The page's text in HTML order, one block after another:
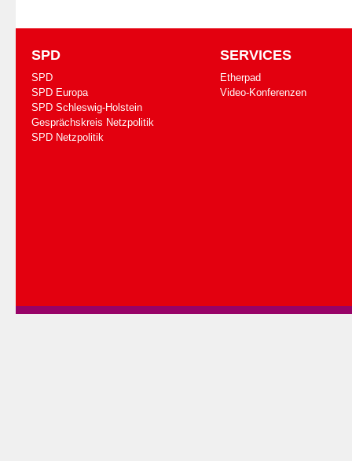
SPD
SPD
SPD Europa
SPD Schleswig-Holstein
Gesprächskreis Netzpolitik
SPD Netzpolitik
SERVICES
Etherpad
Video-Konferenzen